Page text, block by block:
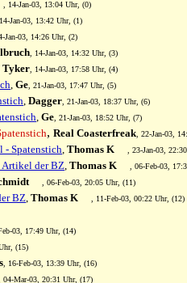
, 14-Jan-03, 13:04 Uhr, (0)
14-Jan-03, 13:42 Uhr, (1)
Jan-03, 14:26 Uhr, (2)
, 14-Jan-03, 14:32 Uhr, (3)
Tyker , 14-Jan-03, 17:58 Uhr, (4)
, Ge , 21-Jan-03, 17:47 Uhr, (5)
, Dagger , 21-Jan-03, 18:37 Uhr, (6)
, Ge , 21-Jan-03, 18:52 Uhr, (7)
, Real Coasterfreak , 22-Jan-03,
- Spatenstich, Thomas K , 23-Jan-03,
Artikel der BZ, Thomas K , 06-Feb-03,
, 06-Feb-03, 20:05 Uhr, (11)
BZ, Thomas K , 11-Feb-03, 00:22 Uhr, (12)
03, 17:49 Uhr, (14)
(15)
, 16-Feb-03, 13:39 Uhr, (16)
, 04-Mar-03, 20:31 Uhr, (17)